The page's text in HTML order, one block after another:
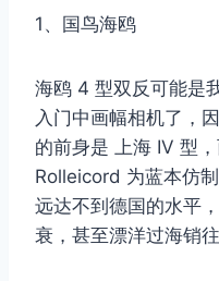
1、国鸟海鸥
海鸥 4 型双反可能是
入门中画幅相机了，
的前身是 上海 IV 型
Rolleicord 为蓝本仿
远达不到德国的水平
衰，甚至漂洋过海销往